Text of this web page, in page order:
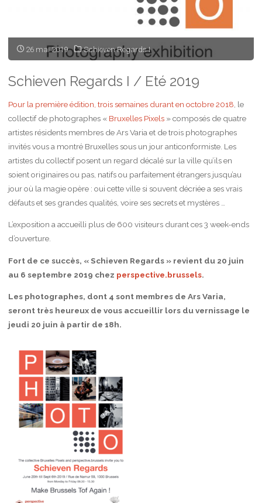
26 mai 2019 Schieven Regards I
Schieven Regards I / Eté 2019
Pour la première édition, trois semaines durant en octobre 2018 , le
collectif de photographes « Bruxelles Pixels » composés de quatre
artistes résidents membres de Ars Varia et de trois photographes
invités vous a montré Bruxelles sous un jour anticonformiste. Les
artistes du collectif posent un regard décalé sur la ville qu’ils en
soient originaires ou pas, natifs ou parfaitement étrangers jusqu’au
jour où la magie opère : oui cette ville si souvent décriée a ses vrais
défauts et ses grandes qualités, voire ses secrets et mystères …
L’exposition a accueilli plus de 600 visiteurs durant ces 3 week-ends
d’ouverture.
Fort de ce succès, « Schieven Regards » revient du 20 juin
au 6 septembre 2019 chez perspective.brussels.
Les photographes, dont 4 sont membres de Ars Varia,
seront très heureux de vous accueillir lors du vernissage le
jeudi 20 juin à partir de 18h.